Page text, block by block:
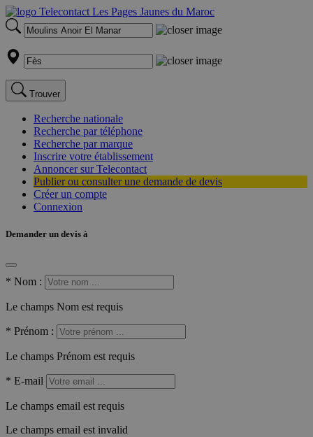
Trouver
Recherche nationale
Recherche par téléphone
Recherche par marque
Inscrire votre établissement
Annoncer sur Telecontact
Publier ou consulter une demande de devis
Créer un compte
Connexion
Demander un devis à
* Nom :
Le champs Nom est requis
* Prénom :
Le champs Prénom est requis
* E-mail
Le champs email est requis
Le champs email est invalid